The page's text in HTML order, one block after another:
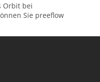
Orbit bei
Sie preeflow